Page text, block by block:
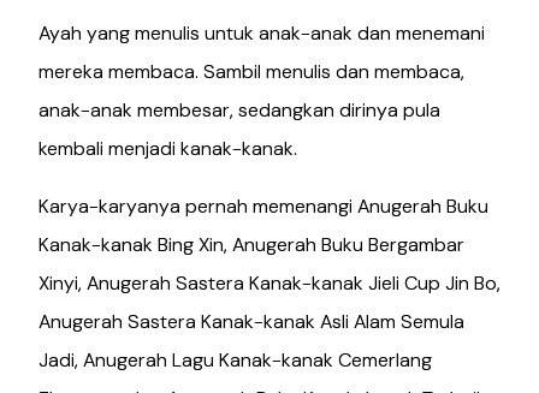
Ayah yang menulis untuk anak-anak dan menemani
mereka membaca. Sambil menulis dan membaca,
anak-anak membesar, sedangkan dirinya pula
kembali menjadi kanak-kanak.
Karya-karyanya pernah memenangi Anugerah Buku
Kanak-kanak Bing Xin, Anugerah Buku Bergambar
Xinyi, Anugerah Sastera Kanak-kanak Jieli Cup Jin Bo,
Anugerah Sastera Kanak-kanak Asli Alam Semula
Jadi, Anugerah Lagu Kanak-kanak Cemerlang